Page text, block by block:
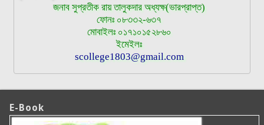
জনাব সুপ্রতীক রায় তালুকদার অধ্যক্ষ(ভারপ্রাপ্ত)
ফোনঃ ০৮৩৩২-৬৩৭
মোবাইলঃ ০১৭১০১৫২৮৬০
ইমেইলঃ
scollege1803@gmail.com
E-Book